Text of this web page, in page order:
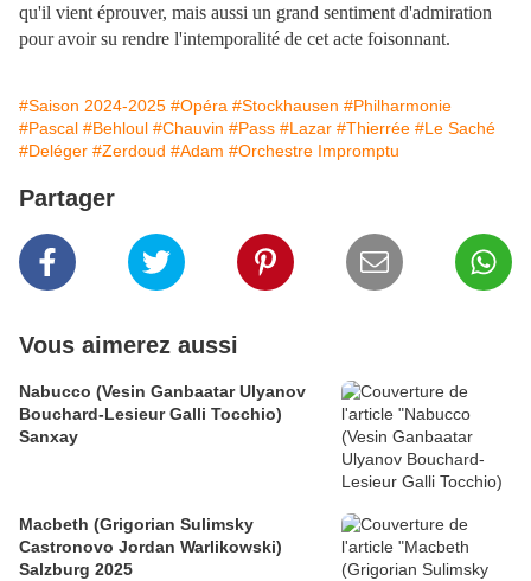
qu'il vient éprouver, mais aussi un grand sentiment d'admiration
pour avoir su rendre l'intemporalité de cet acte foisonnant.
#Saison 2024-2025 #Opéra #Stockhausen #Philharmonie
#Pascal #Behloul #Chauvin #Pass #Lazar #Thierrée #Le Saché
#Deléger #Zerdoud #Adam #Orchestre Impromptu
Partager
Vous aimerez aussi
Nabucco (Vesin Ganbaatar Ulyanov
Bouchard-Lesieur Galli Tocchio)
Sanxay
Macbeth (Grigorian Sulimsky
Castronovo Jordan Warlikowski)
Salzburg 2025